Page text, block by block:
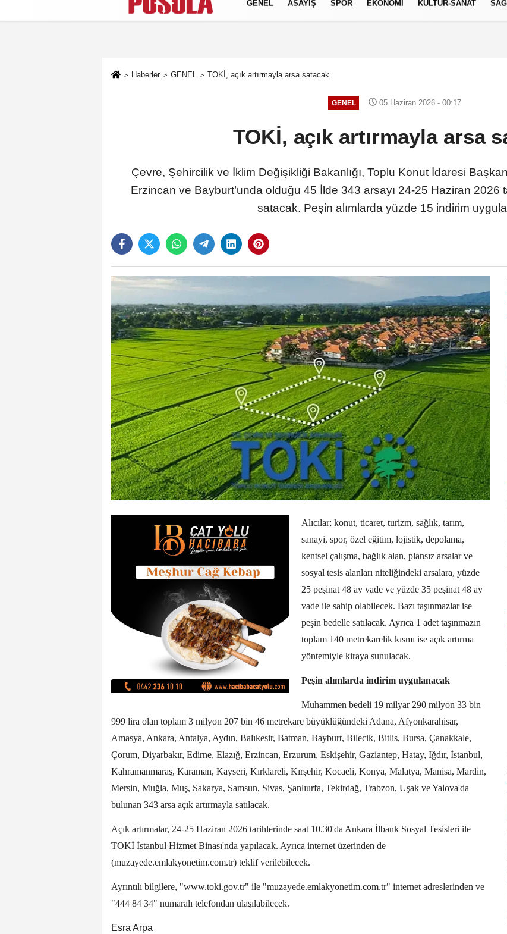
Künye İletişim Gizlilik Politikası
GENEL ASAYİŞ SPOR EKONOMİ KÜLTÜR-SANAT
Haberler GENEL TOKİ, açık artırmayla arsa satacak
GENEL 05 Haziran 2026 - 00:17
TOKİ, açık artırmayla arsa
Çevre, Şehircilik ve İklim Değişikliği Bakanlığı, Toplu Konut İdaresi
Erzincan ve Bayburt’unda olduğu 45 İlde 343 arsayı 24-25 Haziran 2026
satacak. Peşin alımlarda yüzde 15 indirim
Alıcılar; konut, ticaret, turizm, sağlık, tarım,
sanayi, spor, özel eğitim, lojistik, depolama,
kentsel çalışma, bağlık alan, plansız arsalar ve
sosyal tesis alanları niteliğindeki arsalara, yüzde
25 peşinat 48 ay vade ve yüzde 35 peşinat 48 ay
vade ile sahip olabilecek. Bazı taşınmazlar ise
peşin bedelle satılacak. Ayrıca 1 adet taşınmazın
toplam 140 metrekarelik kısmı ise açık artırma
yöntemiyle kiraya sunulacak.
Peşin alımlarda indirim uygulanacak
Muhammen bedeli 19 milyar 290 milyon 33 bin
999 lira olan toplam 3 milyon 207 bin 46 metrekare büyüklüğündeki Adana, Afyonkarahisar,
Amasya, Ankara, Antalya, Aydın, Balıkesir, Batman, Bayburt, Bilecik, Bitlis, Bursa, Çanakkale,
Çorum, Diyarbakır, Edirne, Elazığ, Erzincan, Erzurum, Eskişehir, Gaziantep, Hatay, Iğdır, İstanbul,
Kahramanmaraş, Karaman, Kayseri, Kırklareli, Kırşehir, Kocaeli, Konya, Malatya, Manisa, Mardin,
Mersin, Muğla, Muş, Sakarya, Samsun, Sivas, Şanlıurfa, Tekirdağ, Trabzon, Uşak ve Yalova'da
bulunan 343 arsa açık artırmayla satılacak.
Açık artırmalar, 24-25 Haziran 2026 tarihlerinde saat 10.30'da Ankara İlbank Sosyal Tesisleri ile
TOKİ İstanbul Hizmet Binası'nda yapılacak. Ayrıca internet üzerinden de
(muzayede.emlakyonetim.com.tr) teklif verilebilecek.
Ayrıntılı bilgilere, "www.toki.gov.tr" ile "muzayede.emlakyonetim.com.tr" internet adreslerinden ve
"444 84 34" numaralı telefondan ulaşılabilecek.
Esra Arpa